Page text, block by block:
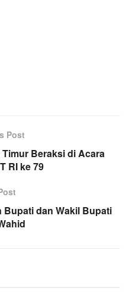
Post
Beraksi di Acara
RI ke 79
Bupati dan Wakil Bupati